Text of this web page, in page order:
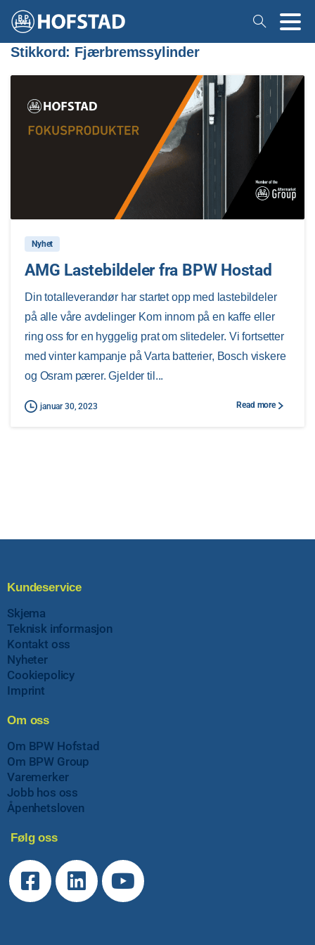
Stikkord: Fjærbremssylinder
1
Nyhet
AMG Lastebildeler fra BPW Hostad
Din totalleverandør har startet opp med lastebildeler
på alle våre avdelinger Kom innom på en kaffe eller
ring oss for en hyggelig prat om slitedeler. Vi fortsetter
med vinter kampanje på Varta batterier, Bosch viskere
og Osram pærer. Gjelder til...
januar 30, 2023 Read more
Kundeservice
Skjema
Teknisk informasjon
Kontakt oss
Nyheter
Cookiepolicy
Imprint
Om oss
Om BPW Hofstad
Om BPW Group
Varemerker
Jobb hos oss
Åpenhetsloven
Følg oss